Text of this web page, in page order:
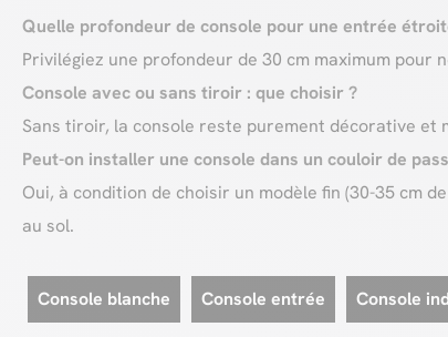
Quelle profondeur de console pour une entrée
Privilégiez une profondeur de 30 cm maximum
Console avec ou sans tiroir : que choisir ?
Sans tiroir, la console reste purement décorative et
Peut-on installer une console dans un couloir de
Oui, à condition de choisir un modèle fin (30-35 cm
au sol.
Console blanche Console entrée Console